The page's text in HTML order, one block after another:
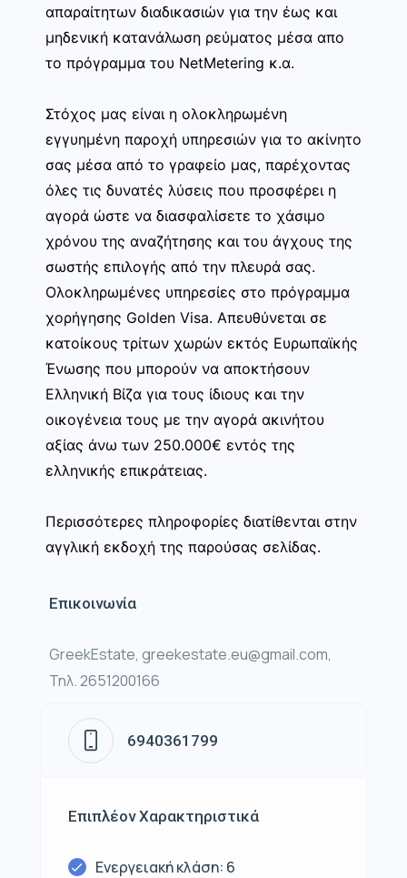
απαραίτητων διαδικασιών για την έως και
μηδενική κατανάλωση ρεύματος μέσα απο
το πρόγραμμα του NetMetering κ.α.
Στόχος μας είναι η ολοκληρωμένη
εγγυημένη παροχή υπηρεσιών για το ακίνητο
σας μέσα από το γραφείο μας, παρέχοντας
όλες τις δυνατές λύσεις που προσφέρει η
αγορά ώστε να διασφαλίσετε το χάσιμο
χρόνου της αναζήτησης και του άγχους της
σωστής επιλογής από την πλευρά σας.
Ολοκληρωμένες υπηρεσίες στο πρόγραμμα
χορήγησης Golden Visa. Απευθύνεται σε
κατοίκους τρίτων χωρών εκτός Ευρωπαϊκής
Ένωσης που μπορούν να αποκτήσουν
Ελληνική Βίζα για τους ίδιους και την
οικογένεια τους με την αγορά ακινήτου
αξίας άνω των 250.000€ εντός της
ελληνικής επικράτειας.
Περισσότερες πληροφορίες διατίθενται στην
αγγλική εκδοχή της παρούσας σελίδας.
Επικοινωνία
GreekEstate, greekestate.eu@gmail.com,
Τηλ. 2651200166
6940361799
Επιπλέον Χαρακτηριστικά
Ενεργειακή κλάση: 6